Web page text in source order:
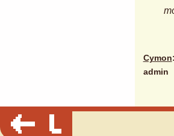
Cymon
admin